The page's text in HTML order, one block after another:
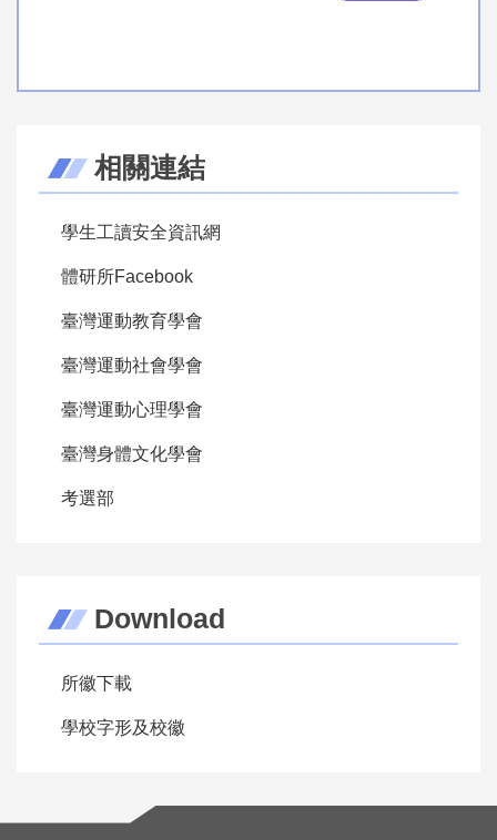
相關連結
學生工讀安全資訊網
體研所Facebook
臺灣運動教育學會
臺灣運動社會學會
臺灣運動心理學會
臺灣身體文化學會
考選部
Download
所徽下載
學校字形及校徽